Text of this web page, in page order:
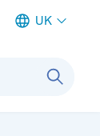
UK